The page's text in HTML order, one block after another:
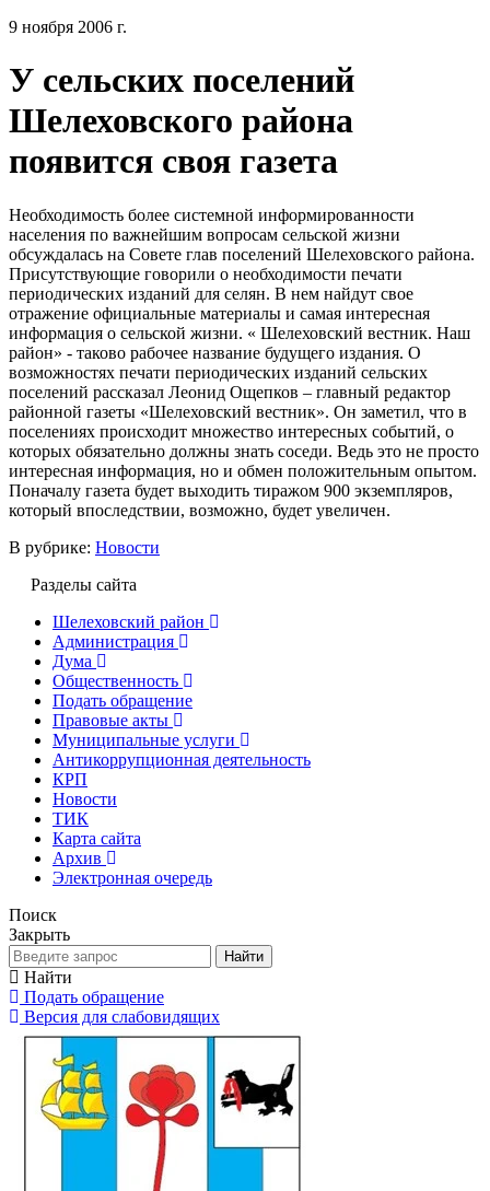
9 ноября 2006 г.
У сельских поселений
Шелеховского района
появится своя газета
Необходимость более системной информированности
населения по важнейшим вопросам сельской жизни
обсуждалась на Совете глав поселений Шелеховского района.
Присутствующие говорили о необходимости печати
периодических изданий для селян. В нем найдут свое
отражение официальные материалы и самая интересная
информация о сельской жизни. « Шелеховский вестник. Наш
район» - таково рабочее название будущего издания. О
возможностях печати периодических изданий сельских
поселений рассказал Леонид Ощепков – главный редактор
районной газеты «Шелеховский вестник». Он заметил, что в
поселениях происходит множество интересных событий, о
которых обязательно должны знать соседи. Ведь это не просто
интересная информация, но и обмен положительным опытом.
Поначалу газета будет выходить тиражом 900 экземпляров,
который впоследствии, возможно, будет увеличен.
В рубрике: Новости
Разделы сайта
Шелеховский район
Администрация
Дума
Общественность
Подать обращение
Правовые акты
Муниципальные услуги
Антикоррупционная деятельность
КРП
Новости
ТИК
Карта сайта
Архив
Электронная очередь
Поиск
Закрыть
Найти
Найти
Подать обращение
Версия для слабовидящих